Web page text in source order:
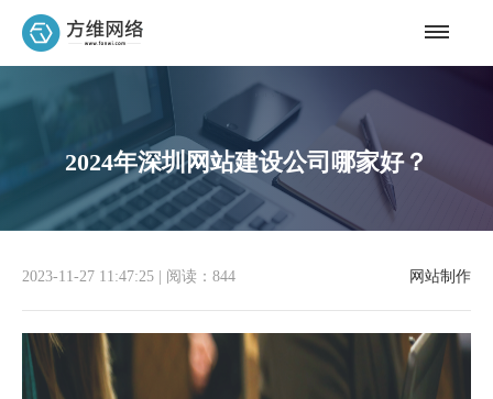
2024年深圳网站建设公司哪家好？
网站制作
2023-11-27 11:47:25 阅读：844